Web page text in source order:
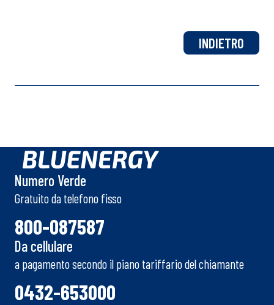
INDIETRO
Numero Verde
Gratuito da telefono fisso
800-087587
Da cellulare
a pagamento secondo il piano tariffario del chiamante
0432-653000